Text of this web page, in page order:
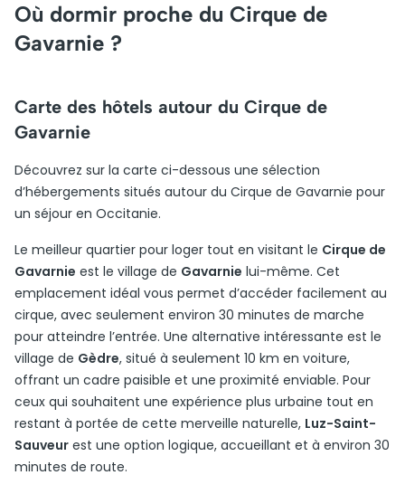
Où dormir proche du Cirque de
Gavarnie ?
Carte des hôtels autour du Cirque de
Gavarnie
Découvrez sur la carte ci-dessous une sélection
d’hébergements situés autour du Cirque de Gavarnie pour
un séjour en Occitanie.
Le meilleur quartier pour loger tout en visitant le Cirque de
Gavarnie est le village de Gavarnie lui-même. Cet
emplacement idéal vous permet d’accéder facilement au
cirque, avec seulement environ 30 minutes de marche
pour atteindre l’entrée. Une alternative intéressante est le
village de Gèdre, situé à seulement 10 km en voiture,
offrant un cadre paisible et une proximité enviable. Pour
ceux qui souhaitent une expérience plus urbaine tout en
restant à portée de cette merveille naturelle, Luz-Saint-
Sauveur est une option logique, accueillant et à environ 30
minutes de route.